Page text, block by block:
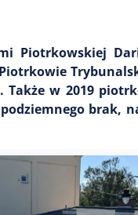
Piotrkowskiej
w 2019
brak,